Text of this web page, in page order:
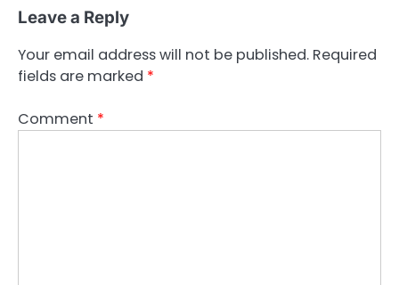
Leave a Reply
Your email address will not be published. Required
fields are marked *
Comment *